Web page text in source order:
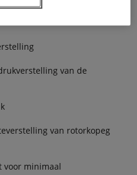
geplaatste ELDOS
van de
van rotorkopeg
voor minimaal